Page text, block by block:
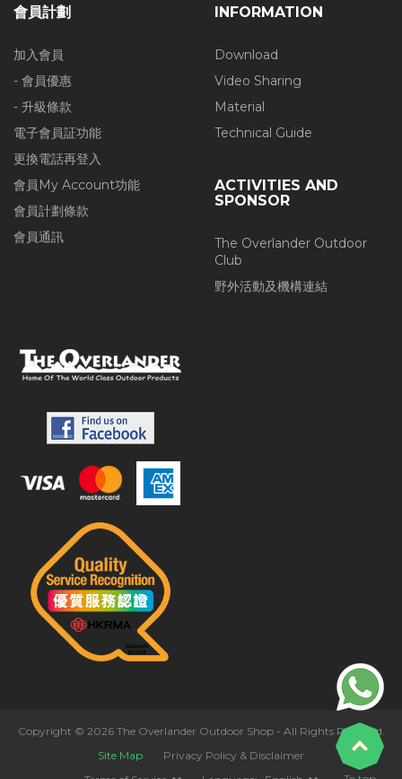
會員計劃
加入會員
- 會員優惠
- 升級條款
電子會員証功能
更換電話再登入
會員My Account功能
會員計劃條款
會員通訊
INFORMATION
Download
Video Sharing
Material
Technical Guide
ACTIVITIES AND
SPONSOR
The Overlander Outdoor
Club
野外活動及機構連結
Copyright © 2026 The Overlander Outdoor Shop - All Rights Reserved.
Site Map
Privacy Policy & Disclaimer